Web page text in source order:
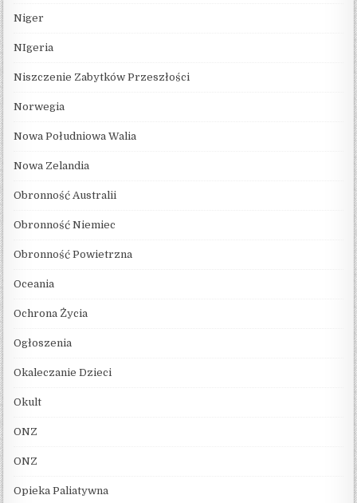
Niger
NIgeria
Niszczenie Zabytków Przeszłości
Norwegia
Nowa Południowa Walia
Nowa Zelandia
Obronność Australii
Obronność Niemiec
Obronność Powietrzna
Oceania
Ochrona Życia
Ogłoszenia
Okaleczanie Dzieci
Okult
ONZ
ONZ
Opieka Paliatywna